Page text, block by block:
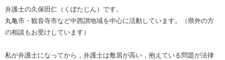
弁護士の久保田仁（くぼたじん）です。
丸亀市・観音寺市など中西讃地域を中心に活動しています。（県外の方
の相談もお受けしています）
私が弁護士になってから，弁護士は敷居が高い，抱えている問題が法律